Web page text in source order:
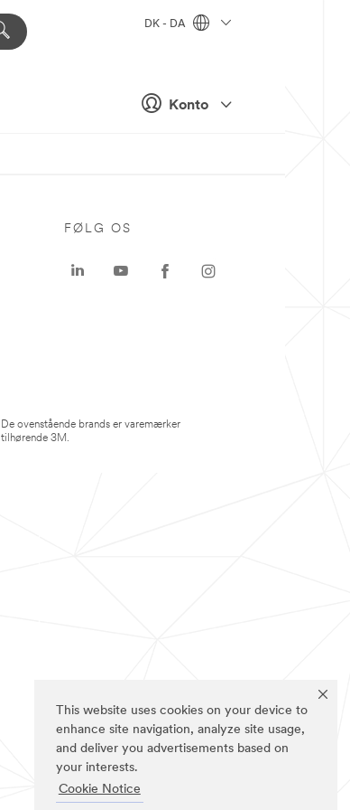
This website uses cookies on your device to
enhance site navigation, analyze site usage,
and deliver you advertisements based on
your interests.
Cookie Notice
Konto
DK - DA
FØLG OS
De ovenstående brands er varemærker
tilhørende 3M.